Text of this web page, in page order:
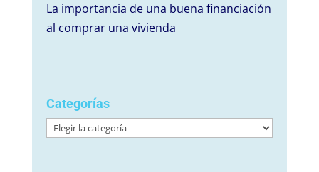
La importancia de una buena financiación
al comprar una vivienda
Categorías
Categorías